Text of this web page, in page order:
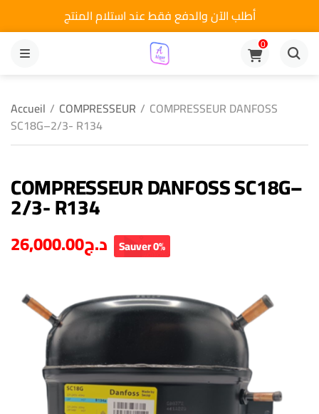
أطلب الآن والدفع فقط عند استلام المنتج
MENU
0
Accueil / COMPRESSEUR / COMPRESSEUR DANFOSS
SC18G–2/3- R134
COMPRESSEUR DANFOSS SC18G–
2/3- R134
د.ج26,000.00 Sauver 0%